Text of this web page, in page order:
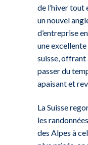
de l’hiver tout
un nouvel
d’entreprise
une
suisse, offrant
passer du
apaisant et
La Suisse
les
des Alpes à